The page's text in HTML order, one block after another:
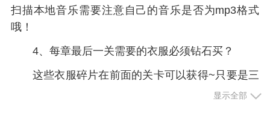
扫描本地音乐需要注意自己的音乐是否为mp3格式
哦！
4、每章最后一关需要的衣服必须钻石买？
这些衣服碎片在前面的关卡可以获得~只要是三
星就是可以直接回顾哒！碎片够了之后去炼衣坊合
显示全部